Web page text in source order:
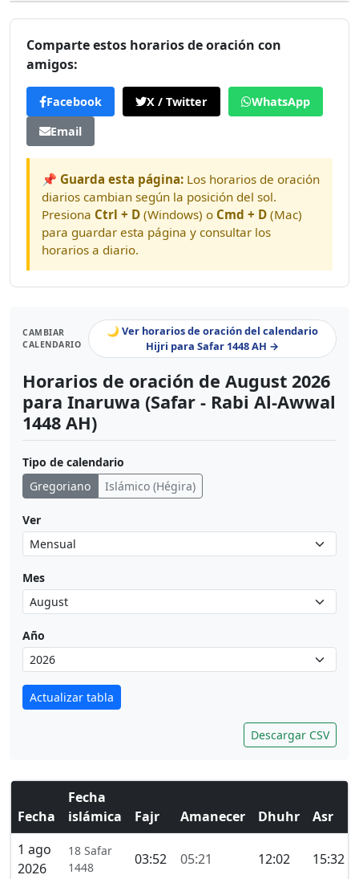
Comparte estos horarios de oración con
amigos:
Facebook X / Twitter
WhatsApp
Email
📌 Guarda esta página: Los horarios de oración
diarios cambian según la posición del sol.
Presiona Ctrl + D (Windows) o Cmd + D (Mac)
para guardar esta página y consultar los
horarios a diario.
CAMBIAR
CALENDARIO
🌙 Ver horarios de oración del calendario
Hijri para Safar 1448 AH →
Horarios de oración de August 2026
para Inaruwa (Safar - Rabi Al-Awwal
1448 AH)
Tipo de calendario
Gregoriano
Islámico (Hégira)
Ver
Mes
Año
Actualizar tabla
Descargar CSV
Fecha
Fecha
islámica
Fajr Amanecer Dhuhr Asr
1 ago
2026
18 Safar
1448
03:52 05:21 12:02 15:32